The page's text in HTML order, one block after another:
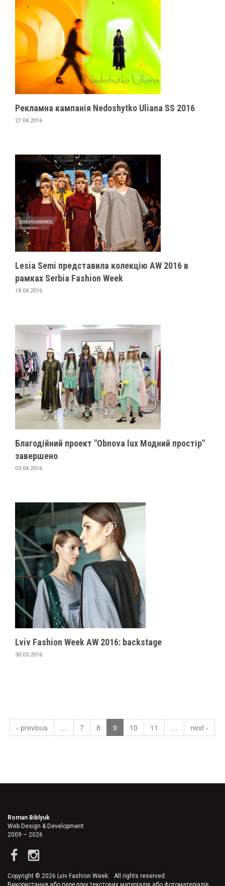
Рекламна кампанія Nedoshytko Uliana SS 2016
27.04.2016
Lesia Semi представила колекцію AW 2016 в
рамках Serbia Fashion Week
18.04.2016
Благодійний проект "Obnova lux Модний простір"
завершено
03.04.2016
Lviv Fashion Week AW 2016: backstage
30.03.2016
‹ previous … 7 8 9 10 11 … next ›
Roman Biblyuk
Web Design & Development
2009 – 2026
Copyright © 2026 Lviv Fashion Week. All rights reserved.
Використання або передрук текстових матеріалів або фотоматеріалів